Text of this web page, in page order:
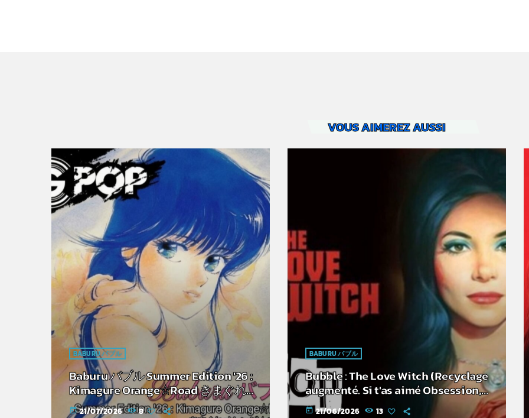
VOUS AIMEREZ AUSSI
BABURU バブル
Baburu バブル Summer Edition '26 :
Kimagure Orange☆Road きまぐれオ
レンジ☆ロード
today 21/07/2026 8
BABURU バブル
Bubble : The Love Witch (Recyclage
augmenté. Si t'as aimé Obsession,
c'est pour toi)
today 21/06/2026 13